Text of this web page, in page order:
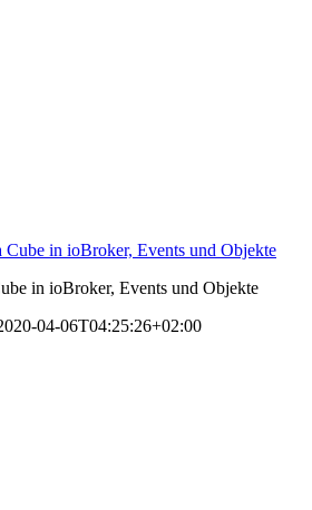
in ioBroker, Events und Objekte
04-06T04:25:26+02:00